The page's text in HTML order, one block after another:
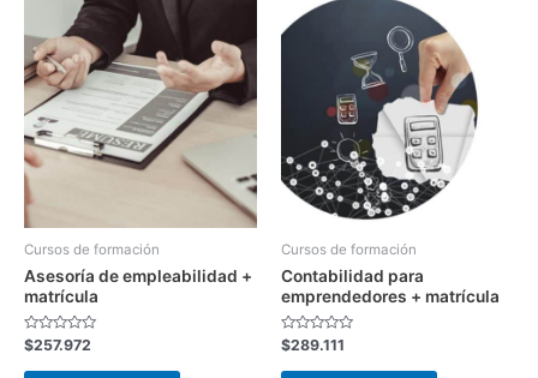
Cursos de formación
Asesoría de empleabilidad +
matrícula
Valorado
con
0
$257.972
Cursos de formación
Contabilidad para
emprendedores + matrícula
Valorado
con
0
$289.111